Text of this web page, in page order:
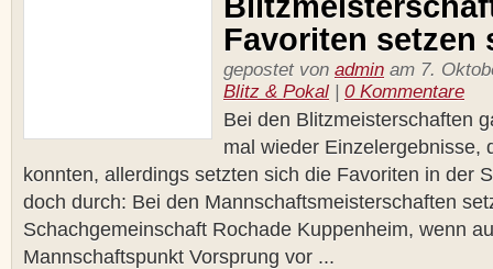
Favoriten setzen
gepostet von admin am 7.
Blitz & Pokal | 0 Kommentare
Bei den Blitzmeisterschaften
mal wieder Einzelergebnisse,
konnten, allerdings setzten sich die Favoriten in der
doch durch: Bei den Mannschaftsmeisterschaften
Schachgemeinschaft Rochade Kuppenheim, wenn
Mannschaftspunkt Vorsprung vor ...